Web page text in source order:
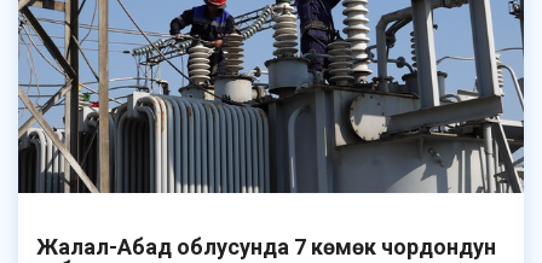
Жалал-Абад облусунда 7 көмөк чордондун